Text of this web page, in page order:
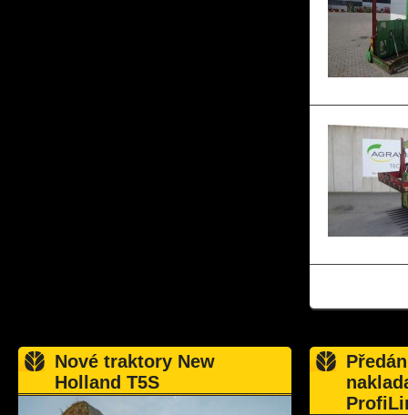
Nové traktory New
Holland T5S